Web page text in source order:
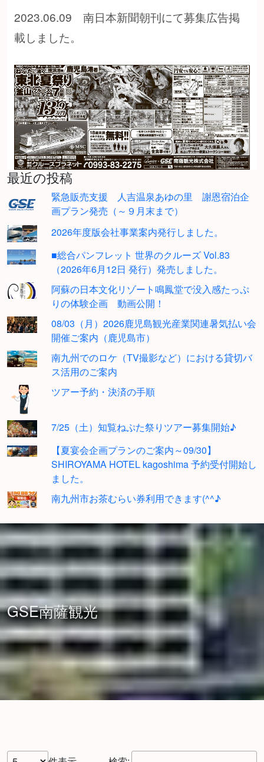
2023.06.09 南日本新聞朝刊にて募集広告掲
載しました。
最近の投稿
緊急販売支援 人吉温泉あゆの里 謝恩宿泊企
画プラン発売（～９月末まで）
2026年度版会社事業案内発行しました。
■総合パンフレット 世界のクルーズ Vol.83
（2026年6月12日 発行）発売しました。
阿蘇の日本文化リゾート鳴鳳堂で没入感たっぷ
りの体験企画 動画公開！
08/03（月）2026鹿児島観光産業関連暑気払い会
開催ご案内（鹿児島市）
南九州でのロケ（TV撮影など）における貸切バ
ス活用のご案内
ツアー予約・決済の手順
7/25（土）知覧ねぷた祭りツアー募集開始♪
【夏宴会企画プランのご案内～09/30】
SHIROYAMA HOTEL kagoshima 予約受付開始し
ました。
南九州市お茶むらい券利用できます(^^♪
GSE南薩観光